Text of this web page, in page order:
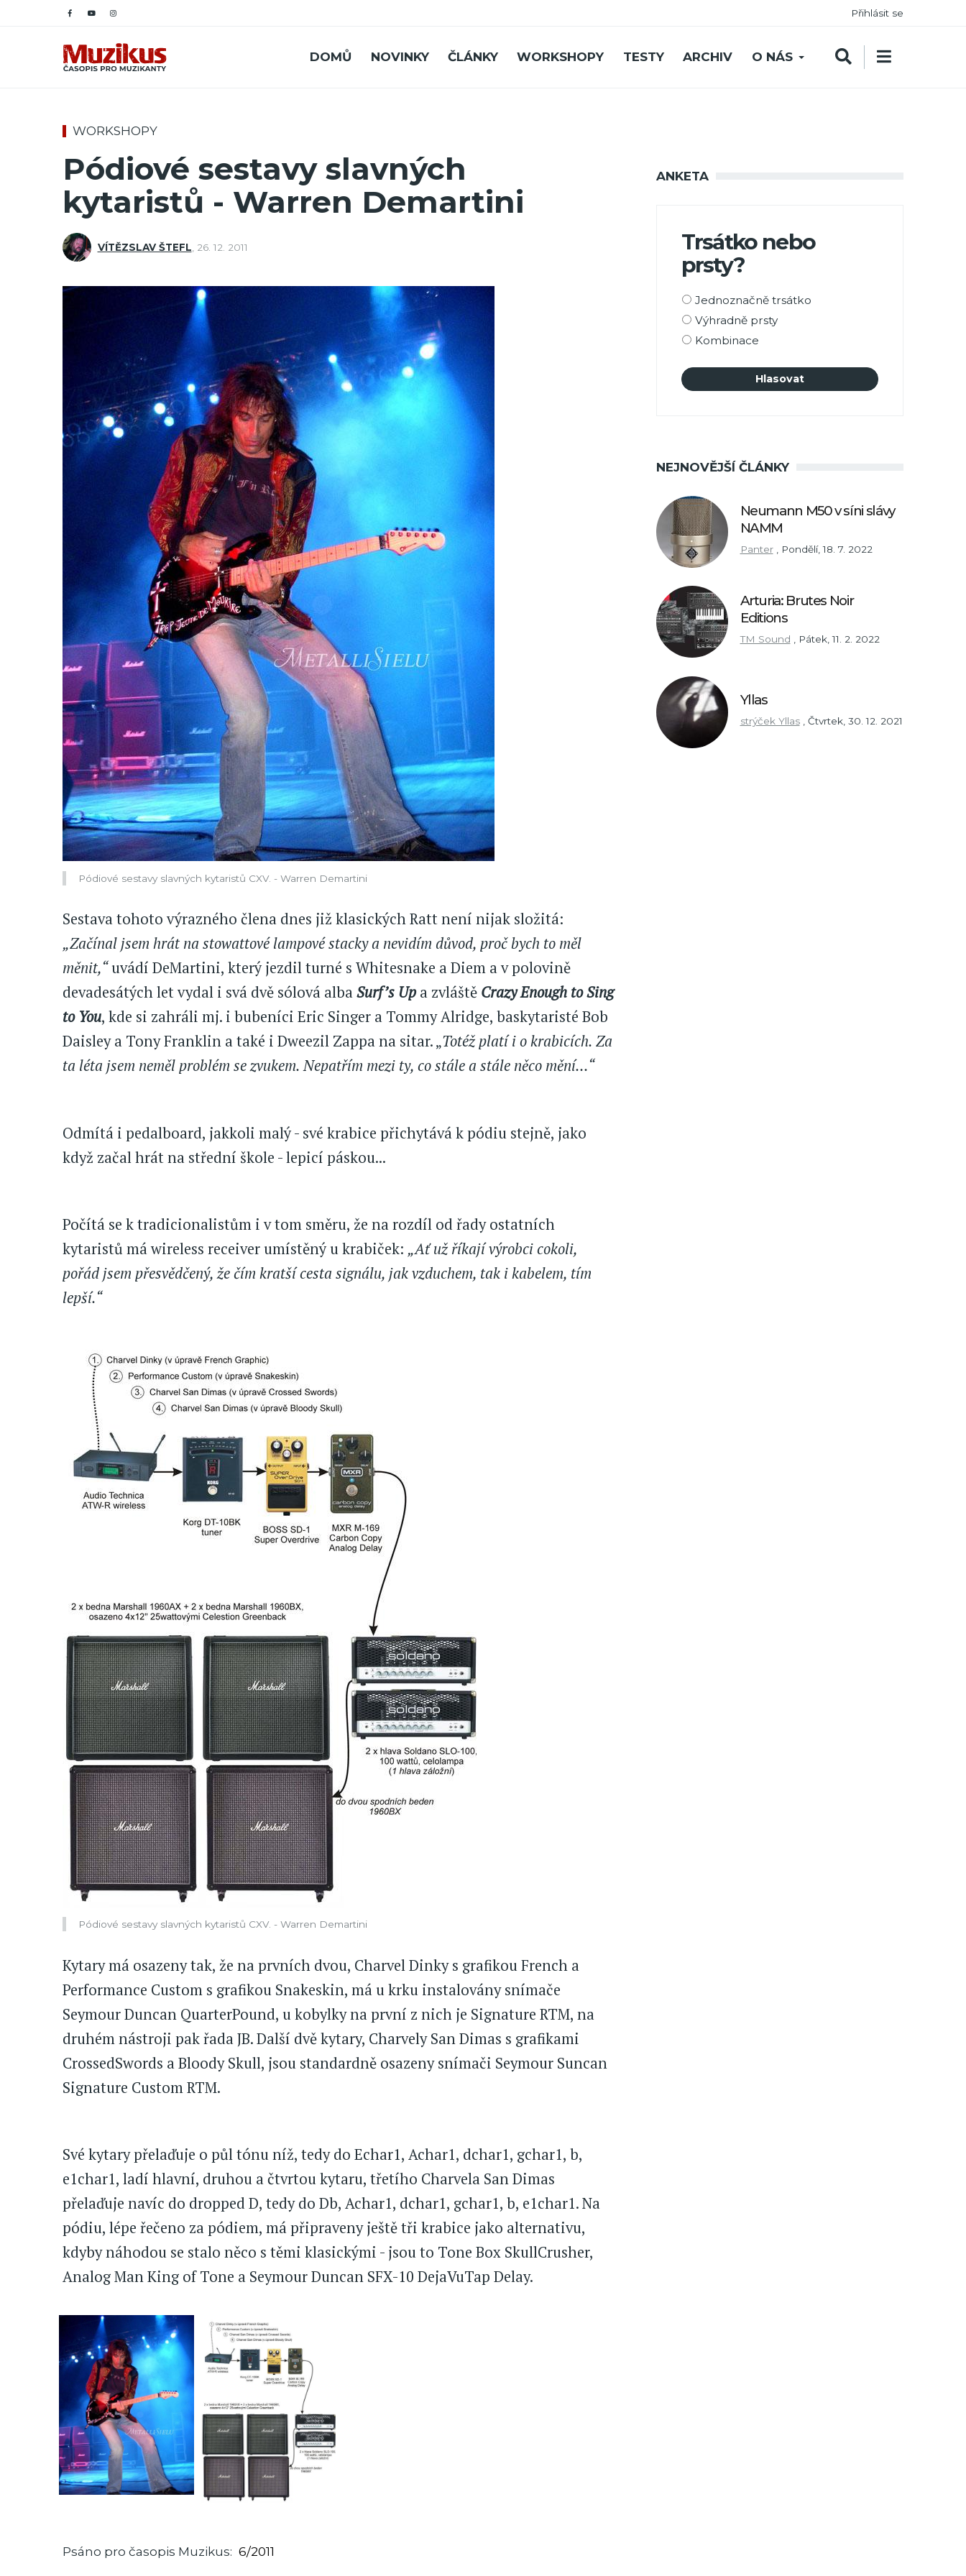
Přihlásit se
DOMŮ NOVINKY ČLÁNKY WORKSHOPY TESTY ARCHIV O NÁS
WORKSHOPY
Pódiové sestavy slavných
kytaristů - Warren Demartini
VÍTĚZSLAV ŠTEFL 26. 12. 2011
Pódiové sestavy slavných kytaristů CXV. - Warren Demartini
Sestava tohoto výrazného člena dnes již klasických Ratt není nijak složitá:
„Začínal jsem hrát na stowattové lampové stacky a nevidím důvod, proč bych to měl
měnit,“uvádí DeMartini, který jezdil turné s Whitesnake a Diem a v polovině
devadesátých let vydal i svá dvě sólová albaSurf’s Upa zvláště Crazy Enough to Sing
to You, kde si zahráli mj. i bubeníci Eric Singer a Tommy Alridge, baskytaristé Bob
Daisley a Tony Franklin a také i Dweezil Zappa na sitar. „Totéž platí i o krabicích. Za
ta léta jsem neměl problém se zvukem. Nepatřím mezi ty, co stále a stále něco mění...“
Odmítá i pedalboard, jakkoli malý - své krabice přichytává k pódiu stejně, jako
když začal hrát na střední škole - lepicí páskou...
Počítá se k tradicionalistům i v tom směru, že na rozdíl od řady ostatních
kytaristů má wireless receiver umístěný u krabiček: „Ať už říkají výrobci cokoli,
pořád jsem přesvědčený, že čím kratší cesta signálu, jak vzduchem, tak i kabelem, tím
lepší.“
Pódiové sestavy slavných kytaristů CXV. - Warren Demartini
Kytary má osazeny tak, že na prvních dvou, Charvel Dinky s grafikou French a
Performance Custom s grafikou Snakeskin, má u krku instalovány snímače
Seymour Duncan QuarterPound, u kobylky na první z nich je Signature RTM, na
druhém nástroji pak řada JB. Další dvě kytary, Charvely San Dimas s grafikami
CrossedSwords a Bloody Skull, jsou standardně osazeny snímači Seymour Suncan
Signature Custom RTM.
Své kytary přelaďuje o půl tónu níž, tedy do Echar1, Achar1, dchar1, gchar1, b,
e1char1, ladí hlavní, druhou a čtvrtou kytaru, třetího Charvela San Dimas
přelaďuje navíc do dropped D, tedy do Db, Achar1, dchar1, gchar1, b, e1char1. Na
pódiu, lépe řečeno za pódiem, má připraveny ještě tři krabice jako alternativu,
kdyby náhodou se stalo něco s těmi klasickými - jsou to Tone Box SkullCrusher,
Analog Man King of Tone a Seymour Duncan SFX-10 DejaVuTap Delay.
Psáno pro časopis Muzikus 6/2011
ANKETA
Trsátko nebo
prsty?
Možnosti
výběru
Jednoznačně trsátko
Výhradně prsty
Kombinace
NEJNOVĚJŠÍ ČLÁNKY
Neumann M50 v síni slávy
NAMM
Panter Pondělí, 18. 7. 2022
Arturia: Brutes Noir
Editions
TM Sound , Pátek, 11. 2. 2022
Yllas
strýček Yllas Čtvrtek, 30. 12. 2021